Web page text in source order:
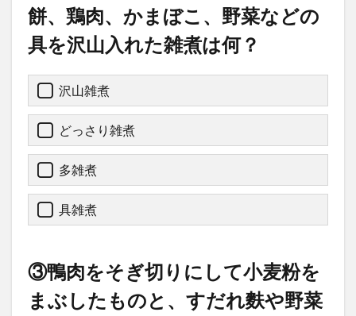
餅、鶏肉、かまぼこ、野菜などの
具を沢山入れた雑煮は何？
沢山雑煮
どっさり雑煮
多雑煮
具雑煮
③鴨肉をそぎ切りにして小麦粉を
まぶしたものと、すだれ麩や野菜